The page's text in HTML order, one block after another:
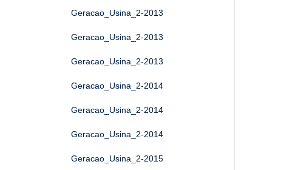
Geracao_Usina_2-2013
Geracao_Usina_2-2013
Geracao_Usina_2-2013
Geracao_Usina_2-2014
Geracao_Usina_2-2014
Geracao_Usina_2-2014
Geracao_Usina_2-2015